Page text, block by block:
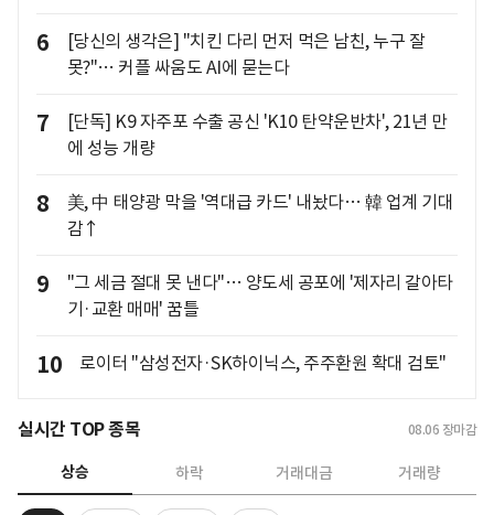
6
[당신의 생각은] "치킨 다리 먼저 먹은 남친, 누구 잘
못?"… 커플 싸움도 AI에 묻는다
7
[단독] K9 자주포 수출 공신 'K10 탄약운반차', 21년 만
에 성능 개량
8
美, 中 태양광 막을 '역대급 카드' 내놨다… 韓 업계 기대
감↑
9
"그 세금 절대 못 낸다"… 양도세 공포에 '제자리 갈아타
기·교환 매매' 꿈틀
10 로이터 "삼성전자·SK하이닉스, 주주환원 확대 검토"
실시간 TOP 종목 08.06 장마감
상승 하락 거래대금 거래량